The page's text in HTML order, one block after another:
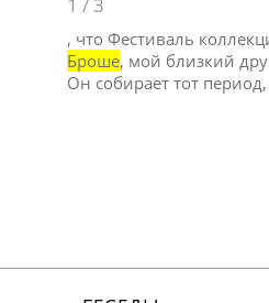
1 / 3
, что Фестиваль
Броше, мой близкий
Он собирает тот